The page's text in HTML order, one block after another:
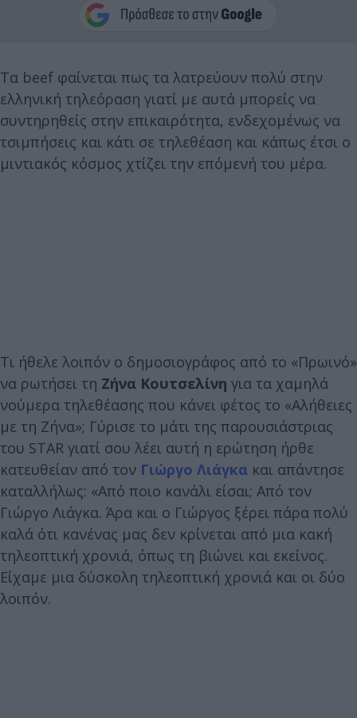
Τα beef φαίνεται πως τα λατρεύουν πολύ στην
ελληνική τηλεόραση γιατί με αυτά μπορείς να
συντηρηθείς στην επικαιρότητα, ενδεχομένως να
τσιμπήσεις και κάτι σε τηλεθέαση και κάπως έτσι ο
μιντιακός κόσμος χτίζει την επόμενή του μέρα.
Τι ήθελε λοιπόν ο δημοσιογράφος από το «Πρωινό»
να ρωτήσει τη Ζήνα Κουτσελίνη για τα χαμηλά
νούμερα τηλεθέασης που κάνει φέτος το «Αλήθειες
με τη Ζήνα»; Γύρισε το μάτι της παρουσιάστριας
του STAR γιατί σου λέει αυτή η ερώτηση ήρθε
κατευθείαν από τον Γιώργο Λιάγκα και απάντησε
καταλλήλως: «Από ποιο κανάλι είσαι; Από τον
Γιώργο Λιάγκα. Άρα και ο Γιώργος ξέρει πάρα πολύ
καλά ότι κανένας μας δεν κρίνεται από μια κακή
τηλεοπτική χρονιά, όπως τη βιώνει και εκείνος.
Είχαμε μια δύσκολη τηλεοπτική χρονιά και οι δύο
λοιπόν.